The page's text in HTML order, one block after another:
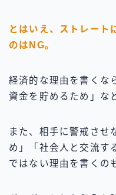
とはいえ、ストレート
のはNG。
経済的な理由を書くな
資金を貯めるため」な
また、相手に警戒させ
め」「社会人と交流す
ではない理由を書くの